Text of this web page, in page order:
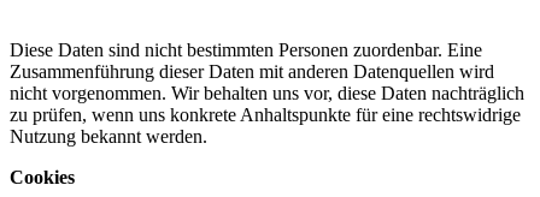
Diese Daten sind nicht bestimmten Personen zuordenbar. Eine
Zusammenführung dieser Daten mit anderen Datenquellen wird
nicht vorgenommen. Wir behalten uns vor, diese Daten nachträglich
zu prüfen, wenn uns konkrete Anhaltspunkte für eine rechtswidrige
Nutzung bekannt werden.
Cookies